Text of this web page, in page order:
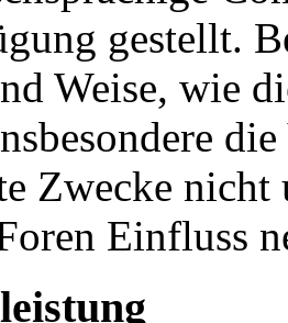
gestellt.
Weise, wie
Zwecke nicht
Einfluss